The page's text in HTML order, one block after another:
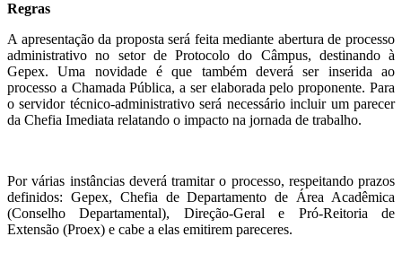
Regras
A apresentação da proposta será feita mediante abertura de processo
administrativo no setor de Protocolo do Câmpus, destinando à
Gepex. Uma novidade é que também deverá ser inserida ao
processo a Chamada Pública, a ser elaborada pelo proponente. Para
o servidor técnico-administrativo será necessário incluir um parecer
da Chefia Imediata relatando o impacto na jornada de trabalho.
Por várias instâncias deverá tramitar o processo, respeitando prazos
definidos: Gepex, Chefia de Departamento de Área Acadêmica
(Conselho Departamental), Direção-Geral e Pró-Reitoria de
Extensão (Proex) e cabe a elas emitirem pareceres.